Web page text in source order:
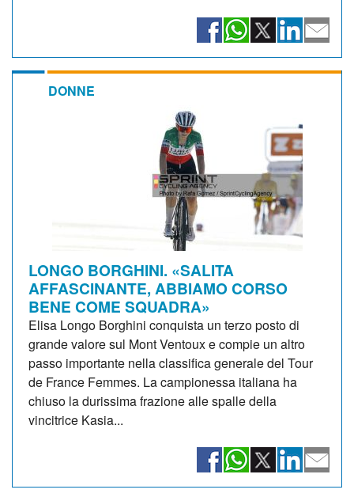
DONNE
LONGO BORGHINI. «SALITA
AFFASCINANTE, ABBIAMO CORSO
BENE COME SQUADRA»
Elisa Longo Borghini conquista un terzo posto di
grande valore sul Mont Ventoux e compie un altro
passo importante nella classifica generale del Tour
de France Femmes. La campionessa italiana ha
chiuso la durissima frazione alle spalle della
vincitrice Kasia...